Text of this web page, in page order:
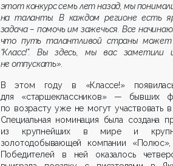
этот конкурссемьлет назад, мы
на таланты. В каждом регионе есть
задача – помочь им зажечься. Все
что путь талантливой страны может
“Класс!”. Вы здесь, мы вас заметили
не отпускать».
В этом году в «Классе!»
для «старшеклассников» — бывших
по возрасту уже не могут участвовать
Специальная номинация была создана
из крупнейших в мире и
золотодобывающей компании «Полюс»,
Победителей в ней оказалось